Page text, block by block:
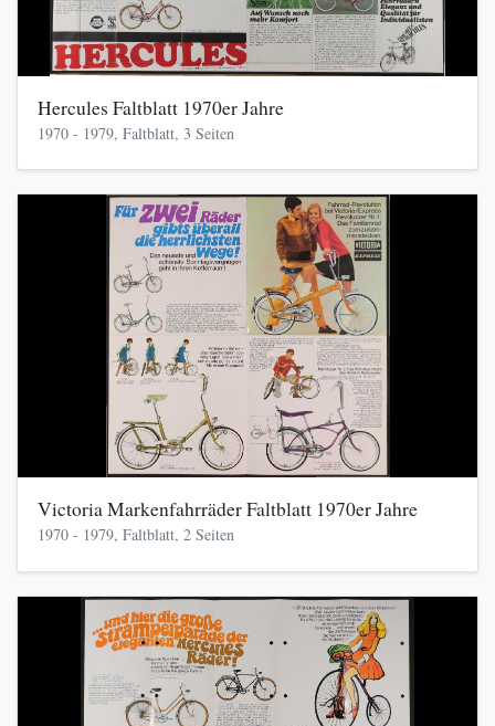
Hercules Faltblatt 1970er Jahre
1970 - 1979, Faltblatt, 3 Seiten
Victoria Markenfahrräder Faltblatt 1970er Jahre
1970 - 1979, Faltblatt, 2 Seiten